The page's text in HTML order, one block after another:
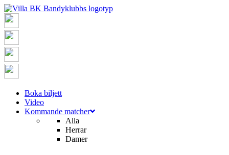
Boka biljett
Video
Kommande matcher
Alla
Herrar
Damer